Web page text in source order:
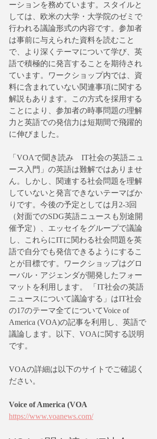
ーションを務めています。スタイルと
しては、欧米の大学・大学院のゼミで
行われる議論形式の内容です。参加者
は事前に与えられた資料を読むこと
で、より深くテーマについて学び、英
語で積極的に発言することを期待され
ています。ワークショップ内では、資
料に含まれていない関連事項に関する
解説もあります。この方式を採用する
ことにより、参加者の時事問題の理解
力と英語での発信力は短期間で飛躍的
に伸びました。
「VOAで聞き読み　IT社会の英語ニュ
ース入門」の英語は難解ではありませ
ん。しかし、関連する社会問題を理解
していないと発言できないテーマばか
りです。今後の予定としては月2-3回
（対面でのSDG英語ニュースも別途開
催予定）、エッセイをグループで議論
し、これらにITに関わる社会問題を英
語で自分でも発信できるようにするこ
とが目標です。ワークショップはグロ
ーバル・アジェンダが開発したフォー
マットを利用します。 「IT社会の英語
ニュースについて議論する」はIT社会
の17のテーマ全てについてVoice of
America (VOA)の記事を利用し、英語で
議論します。以下、VOAに関する説明
です。
VOAの詳細は以下のサイトでご確認く
ださい。
Voice of America (VOA
https://www.voanews.com/